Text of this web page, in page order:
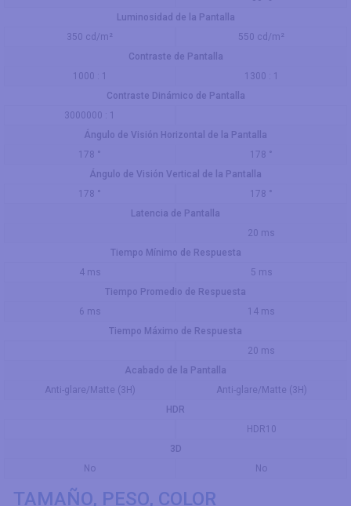
Luminosidad de la Pantalla
350 cd/m²
550 cd/m²
Contraste de Pantalla
1000 : 1
1300 : 1
Contraste Dinámico de Pantalla
3000000 : 1
Ángulo de Visión Horizontal de la Pantalla
178 °
178 °
Ángulo de Visión Vertical de la Pantalla
178 °
178 °
Latencia de Pantalla
20 ms
Tiempo Mínimo de Respuesta
4 ms
5 ms
Tiempo Promedio de Respuesta
6 ms
14 ms
Tiempo Máximo de Respuesta
20 ms
Acabado de la Pantalla
Anti-glare/Matte (3H)
Anti-glare/Matte (3H)
HDR
HDR10
3D
No
No
TAMAÑO, PESO, COLOR